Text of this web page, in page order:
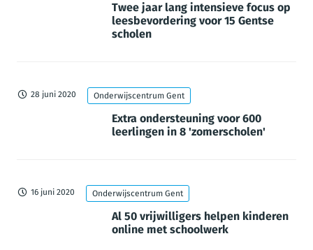
Twee jaar lang intensieve focus op
leesbevordering voor 15 Gentse
scholen
28 juni 2020 Onderwijscentrum Gent
Extra ondersteuning voor 600
leerlingen in 8 'zomerscholen'
16 juni 2020 Onderwijscentrum Gent
Al 50 vrijwilligers helpen kinderen
online met schoolwerk